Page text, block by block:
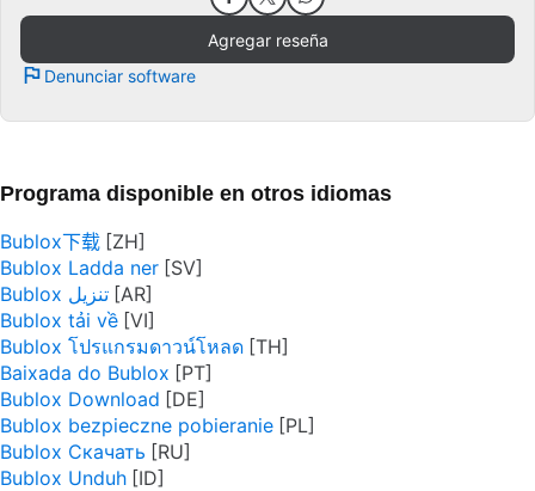
Agregar reseña
Denunciar software
Programa disponible en otros idiomas
Bublox下载
Bublox Ladda ner
Bublox تنزيل
Bublox tải về
Bublox โปรแกรมดาวน์โหลด
Baixada do Bublox
Bublox Download
Bublox bezpieczne pobieranie
Bublox Скачать
Bublox Unduh